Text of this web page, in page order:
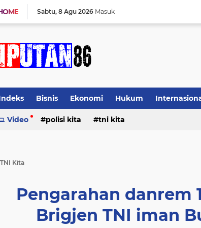
Sabtu 8 Agu 2026 Masuk
Bisnis Ekonomi Hukum
Video polisi kita tni kita
TNI Kita
Pengarahan danrem
Brigjen TNI iman